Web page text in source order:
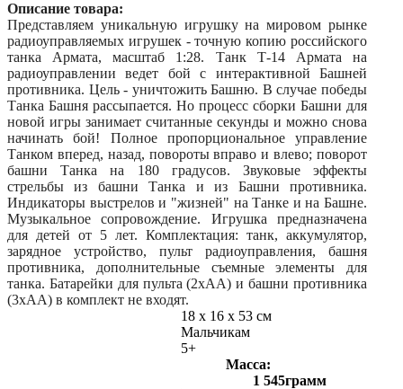
Описание товара:
Представляем уникальную игрушку на мировом рынке
радиоуправляемых игрушек - точную копию российского
танка Армата, масштаб 1:28. Танк Т-14 Армата на
радиоуправлении ведет бой с интерактивной Башней
противника. Цель - уничтожить Башню. В случае победы
Танка Башня рассыпается. Но процесс сборки Башни для
новой игры занимает считанные секунды и можно снова
начинать бой! Полное пропорциональное управление
Танком вперед, назад, повороты вправо и влево; поворот
башни Танка на 180 градусов. Звуковые эффекты
стрельбы из башни Танка и из Башни противника.
Индикаторы выстрелов и "жизней" на Танке и на Башне.
Музыкальное сопровождение. Игрушка предназначена
для детей от 5 лет. Комплектация: танк, аккумулятор,
зарядное устройство, пульт радиоуправления, башня
противника, дополнительные съемные элементы для
танка. Батарейки для пульта (2хАА) и башни противника
(3хАА) в комплект не входят.
18 x 16 x 53 см
Мальчикам
5+
Масса:
1 545грамм